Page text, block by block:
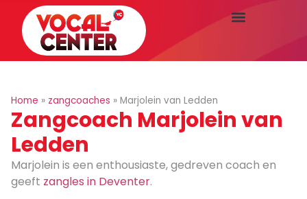
Home » zangcoaches » Marjolein van Ledden
Zangcoach Marjolein van
Ledden
Marjolein is een enthousiaste, gedreven coach en
geeft zangles in Deventer.